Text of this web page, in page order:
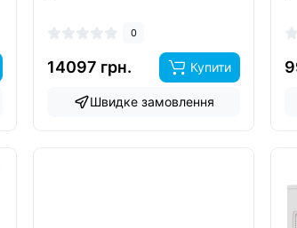
0
14097 грн. Купити
Швидке замовлення